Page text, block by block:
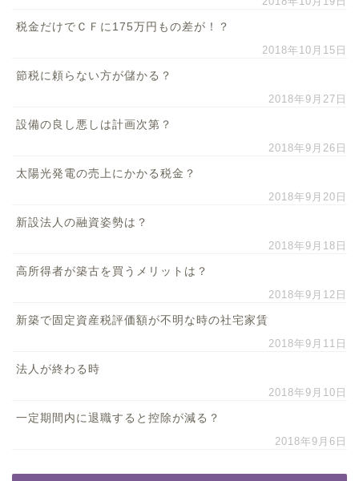
税金だけでＣＦに175万円もの差が！？
2018年10月15日
節税に頼らない方が儲かる？
2018年9月27日
設備の良し悪しは計画次第？
2018年9月26日
太陽光発電の売上にかかる税金？
2018年9月20日
新設法人の融資姿勢は？
2018年9月18日
高所得者が築古を買うメリットは？
2018年9月12日
新築で固定資産税評価額が不明な時の社宅家賃
2018年9月11日
法人が終わる時
2018年9月10日
一定期間内に退職すると控除が減る？
2018年9月6日